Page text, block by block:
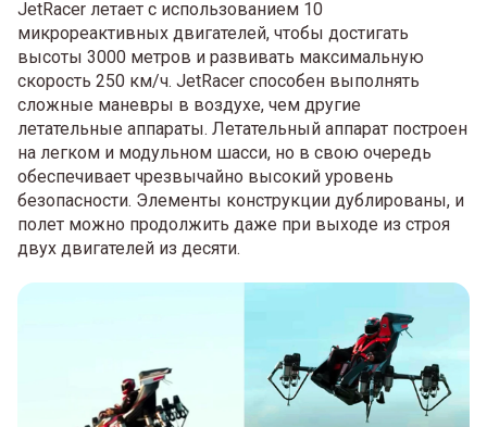
JetRacer летает с использованием 10
микрореактивных двигателей, чтобы достигать
высоты 3000 метров и развивать максимальную
скорость 250 км/ч. JetRacer способен выполнять
сложные маневры в воздухе, чем другие
летательные аппараты. Летательный аппарат построен
на легком и модульном шасси, но в свою очередь
обеспечивает чрезвычайно высокий уровень
безопасности. Элементы конструкции дублированы, и
полет можно продолжить даже при выходе из строя
двух двигателей из десяти.